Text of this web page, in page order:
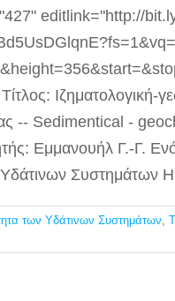
editlink="http://
Ιζηματολογική-
-- Sedimentical -
Εμμανουήλ Γ.-Γ.
Συστημάτων
των Υδάτινων Συστημάτων,